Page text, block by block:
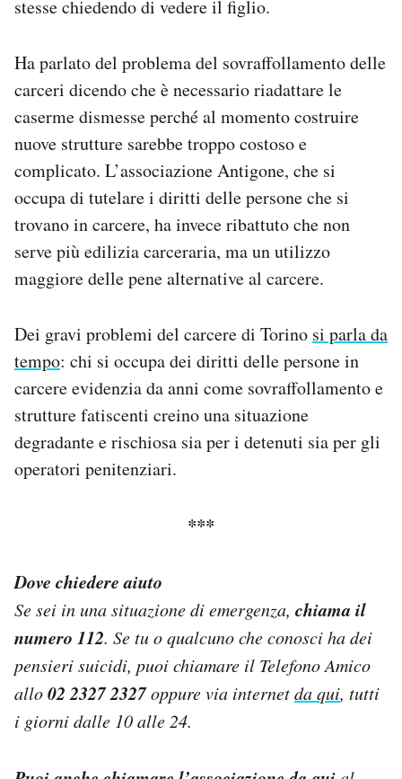
stesse chiedendo di vedere il figlio.
Ha parlato del problema del sovraffollamento delle
carceri dicendo che è necessario riadattare le
caserme dismesse perché al momento costruire
nuove strutture sarebbe troppo costoso e
complicato. L’associazione Antigone, che si
occupa di tutelare i diritti delle persone che si
trovano in carcere, ha invece ribattuto che non
serve più edilizia carceraria, ma un utilizzo
maggiore delle pene alternative al carcere.
Dei gravi problemi del carcere di Torino si parla da
tempo: chi si occupa dei diritti delle persone in
carcere evidenzia da anni come sovraffollamento e
strutture fatiscenti creino una situazione
degradante e rischiosa sia per i detenuti sia per gli
operatori penitenziari.
***
Dove chiedere aiuto
Se sei in una situazione di emergenza, chiama il
numero 112. Se tu o qualcuno che conosci ha dei
pensieri suicidi, puoi chiamare il Telefono Amico
allo02 2327 2327oppure via internetda qui, tutti
i giorni dalle 10 alle 24.